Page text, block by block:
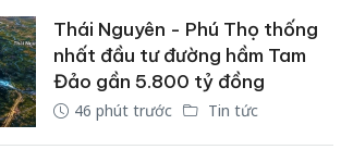
Thái Nguyên - Phú Thọ thống
nhất đầu tư đường hầm Tam
Đảo gần 5.800 tỷ đồng
46 phút trước Tin tức